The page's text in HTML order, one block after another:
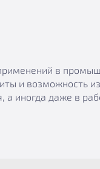
в
и возможность
а иногда даже в